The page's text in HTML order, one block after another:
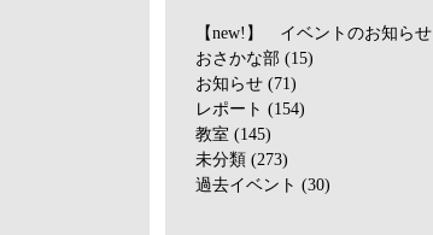
【new!】 イベントのお知らせ
おさかな部 (15)
お知らせ (71)
レポート (154)
教室 (145)
未分類 (273)
過去イベント (30)